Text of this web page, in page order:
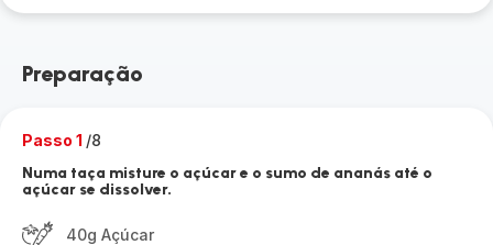
Preparação
Passo 1 /8
Numa taça misture o açúcar e o sumo de ananás até o
açúcar se dissolver.
40g Açúcar